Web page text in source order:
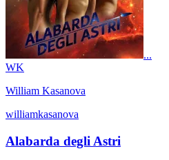
...
WK
William Kasanova
williamkasanova
Alabarda degli Astri